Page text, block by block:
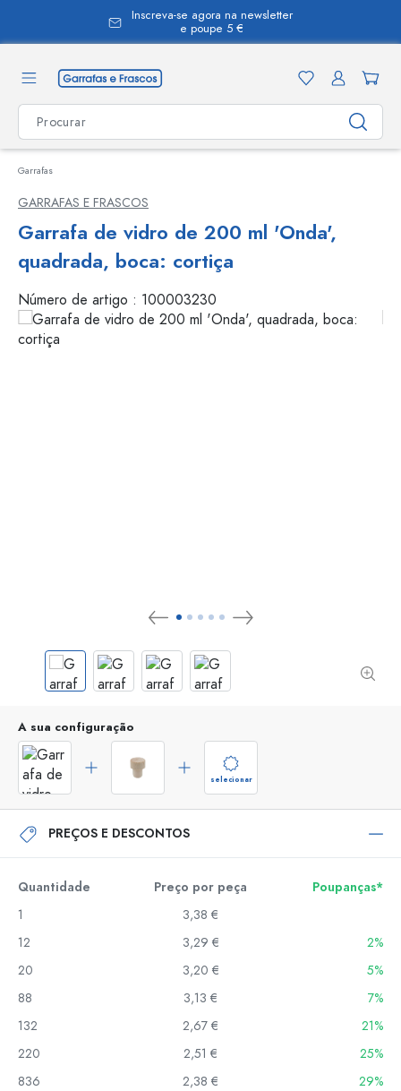
Inscreva-se agora na newsletter
e poupe 5 €
Garrafas
GARRAFAS E FRASCOS
Garrafa de vidro de 200 ml 'Onda',
quadrada, boca: cortiça
Número de artigo : 100003230
A sua configuração
selecionar
PREÇOS E DESCONTOS
Quantidade Preço por peça
Poupanças*
1
3,38 €
12
3,29 €
2%
20
3,20 €
5%
88
3,13 €
7%
132
2,67 €
21%
220
2,51 €
25%
836
2,38 €
29%